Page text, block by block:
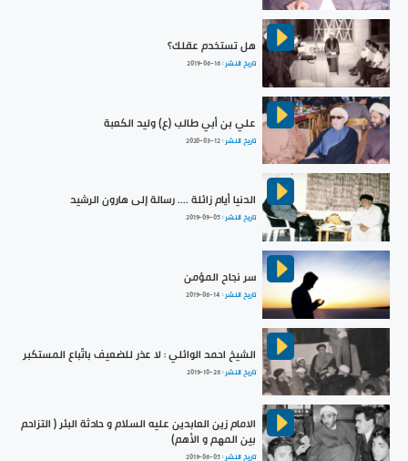
هل تستخدم عقلك؟
تاريخ النشر :2019-06-16
علي بن أبي طالب (ع) وليد الكعبة
تاريخ النشر :2020-03-12
الدنيا أيام زائلة .... رسالة إلى هارون الرشيد
تاريخ النشر :2019-09-05
سر نجاح المؤمن
تاريخ النشر : 2019-06-14
الشيخ احمد الوائلي : لا عذر للضعيف باتّباع المستكبر
تاريخ النشر :2019-10-26
الامام زين العابدين عليه السلام و حادثة البئر ( التزاحم
بين المهم و الأهم)
تاريخ النشر :2019-06-05